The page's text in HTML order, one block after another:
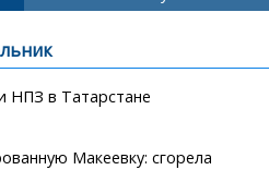
НПЗ в Татарстане
Макеевку: сгорела